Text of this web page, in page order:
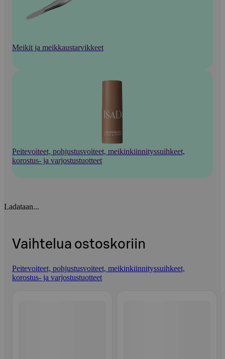
Meikit ja meikkaustarvikkeet
Peitevoiteet, pohjustusvoiteet, meikinkiinnityssuihkeet,
korostus- ja varjostustuotteet
Ladataan...
Vaihtelua ostoskoriin
Peitevoiteet, pohjustusvoiteet, meikinkiinnityssuihkeet,
korostus- ja varjostustuotteet